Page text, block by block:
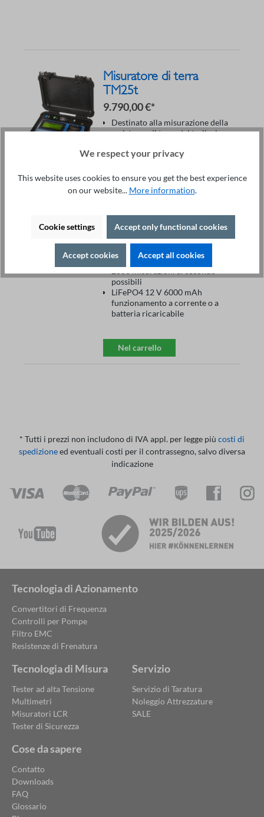
Misuratore di terra
TM25t
9.790,00 €*
Destinato alla misurazione della
resistenza di terra dei tralicci
Riduce al minimo l'influenza dei
di protezione
Strumento per la misura della
resistenza di terra: sino a 300Ω
25000 Hz
Precisione: ± 2.5 %
USB interface
Memoria integrata con fino a
possibili
LiFePO4 12 V 6000 mAh
funzionamento a corrente o a
batteria ricaricabile
Nel carrello
* Tutti i prezzi non includono di IVA appl. per legge più costi di
spedizioneed eventuali costi per il contrassegno, salvo diversa
indicazione
Tecnologia di Azionamento
Convertitori di Frequenza
Controlli per Pompe
Filtro EMC
Resistenze di Frenatura
Tecnologia di Misura
Tester ad alta Tensione
Multimetri
Misuratori LCR
Tester di Sicurezza
Servizio
Servizio di Taratura
Noleggio Attrezzature
SALE
Cose da sapere
Contatto
Downloads
FAQ
Glossario
We respect your privacy
This website uses cookies to ensure you get the best experience
on our website... More information.
Cookie settings Accept only functional cookies
Accept cookies Accept all cookies